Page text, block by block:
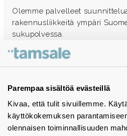
Parempaa sisältöä evästeillä
Kivaa, että tulit sivuillemme.
käyttökokemuksen
olennaisen toiminnallisuuden
Olemme palvelleet
rakennusliikkeitä ympäri
sukupolvessa.
Ota yhteyttä - autamme
Tuotekuvastot
Instagram
BIM-objektit